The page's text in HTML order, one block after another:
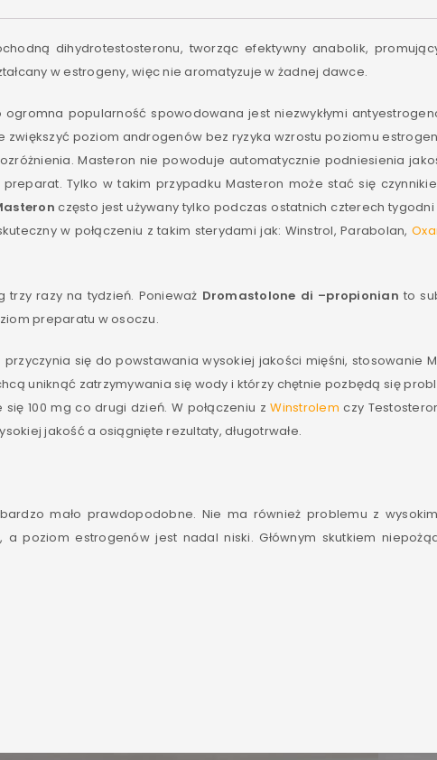
lub adres e-mail*
dihydrotestosteronu, tworząc efektywny anabolik,
w estrogeny, więc nie aromatyzuje w żadnej dawce.
popularność spowodowana jest niezwykłymi
poziom androgenów bez ryzyka wzrostu poziomu
Masteron nie powoduje automatycznie podniesienia
Tylko w takim przypadku Masteron może stać się
często jest używany tylko podczas ostatnich czterech
w połączeniu z takim sterydami jak: Winstrol, Parabolan,
razy na tydzień. Ponieważ Dromastolone di –propionian to
preparatu w osoczu.
się do powstawania wysokiej jakości mięśni, stosowanie
uniknąć zatrzymywania się wody i którzy chętnie pozbędą się
100 mg co drugi dzień. W połączeniu zWinstrolemczy
jakość a osiągnięte rezultaty, długotrwałe.
mało prawdopodobne. Nie ma również problemu z
poziom estrogenów jest nadal niski. Głównym skutkiem